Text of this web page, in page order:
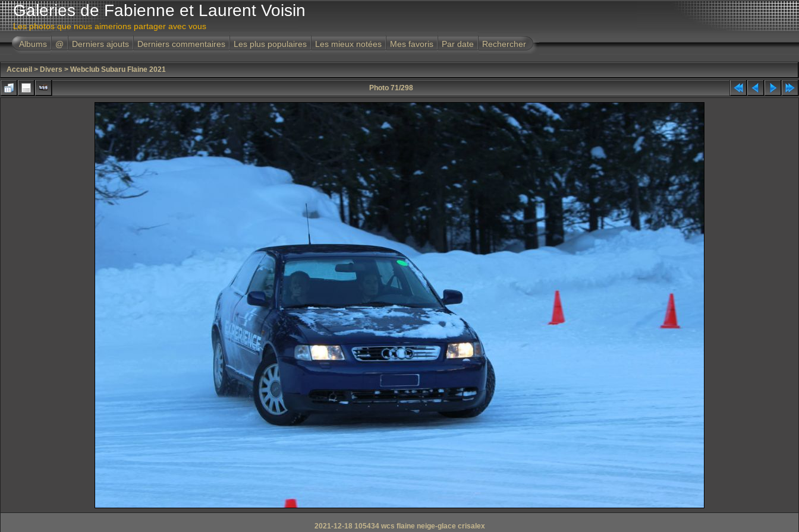
Galeries de Fabienne et Laurent Voisin
Les photos que nous aimerions partager avec vous
Albums
@ Derniers ajouts Derniers commentaires Les plus populaires Les mieux notées Mes favoris Par date Rechercher
Accueil > Divers > Webclub Subaru Flaine 2021
Photo 71/298
2021-12-18 105434 wcs flaine neige-glace crisalex